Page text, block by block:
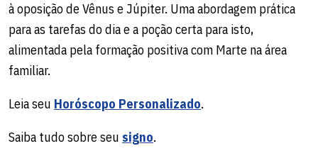
à oposição de Vênus e Júpiter. Uma abordagem prática
para as tarefas do dia e a poção certa para isto,
alimentada pela formação positiva com Marte na área
familiar.
Leia seu Horóscopo Personalizado.
Saiba tudo sobre seu signo.